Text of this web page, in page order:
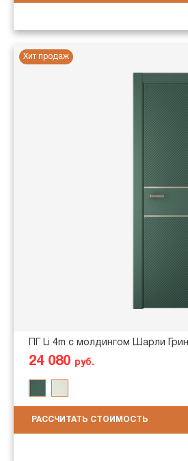
Хит продаж
ПГ Li 4m с молдингом Шарли Грин
24 080 руб.
РАССЧИТАТЬ СТОИМОСТЬ